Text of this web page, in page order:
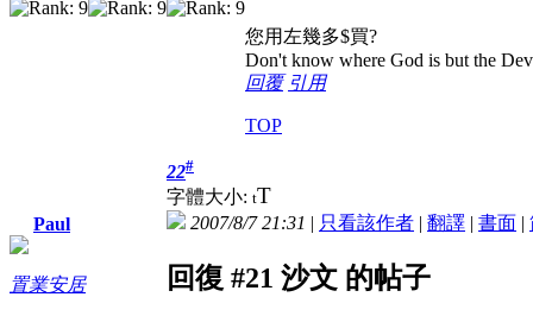
您用左幾多$買?
Don't know where God is but the
回覆 引用
TOP
Paul
置業安居
22#
字體大小: tT
2007/8/7 21:31 | 只看該作者 | 翻譯 | 書面 |
回復 #21 沙文 的帖子